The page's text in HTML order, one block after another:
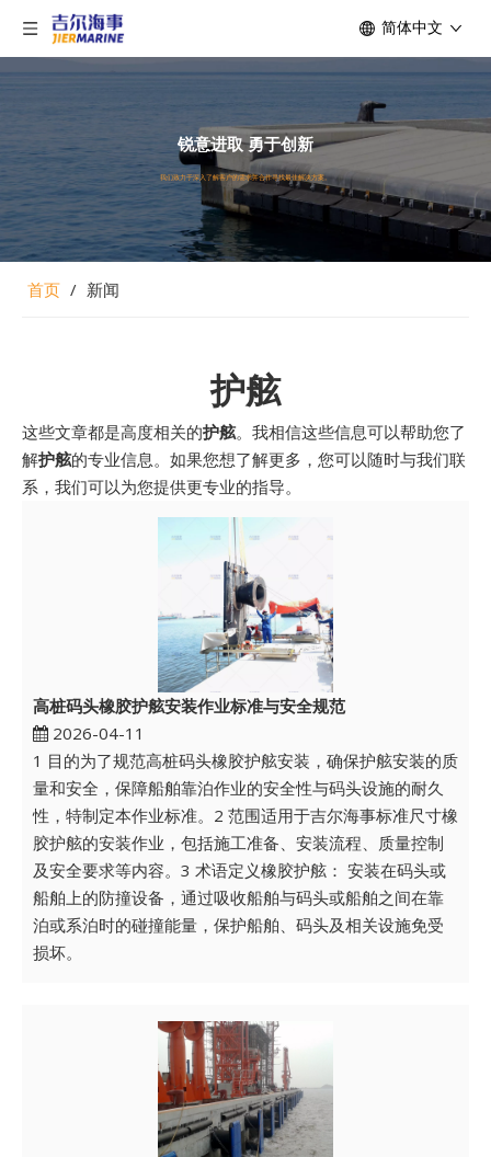
简体中文
锐意进取 勇于创新
我们致力于深入了解客户的需求并合作寻找最佳解决方案。
首页 / 新闻
护舷
这些文章都是高度相关的护舷。我相信这些信息可以帮助您了
解护舷的专业信息。如果您想了解更多，您可以随时与我们联
系，我们可以为您提供更专业的指导。
高桩码头橡胶护舷安装作业标准与安全规范
2026-04-11
1 目的为了规范高桩码头橡胶护舷安装，确保护舷安装的质
量和安全，保障船舶靠泊作业的安全性与码头设施的耐久
性，特制定本作业标准。2 范围适用于吉尔海事标准尺寸橡
胶护舷的安装作业，包括施工准备、安装流程、质量控制
及安全要求等内容。3 术语定义橡胶护舷： 安装在码头或
船舶上的防撞设备，通过吸收船舶与码头或船舶之间在靠
泊或系泊时的碰撞能量，保护船舶、码头及相关设施免受
损坏。